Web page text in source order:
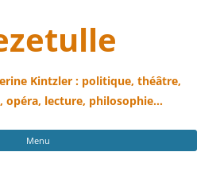
Kintzler : politique, théâtre,
opéra, lecture, philosophie…
Menu